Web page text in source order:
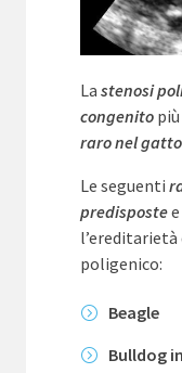
La stenosi
congenito più
raro nel gatto
Le seguenti
predisposte
poligenico:
Beagle
Bulldog